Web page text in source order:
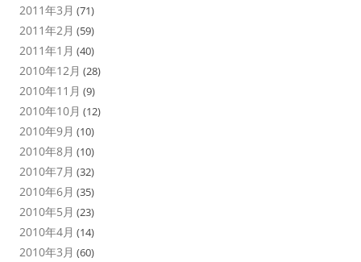
2011年3月 (71)
2011年2月 (59)
2011年1月 (40)
2010年12月 (28)
2010年11月 (9)
2010年10月 (12)
2010年9月 (10)
2010年8月 (10)
2010年7月 (32)
2010年6月 (35)
2010年5月 (23)
2010年4月 (14)
2010年3月 (60)